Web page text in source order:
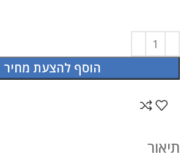
הוסף להצעת מחיר
תיאור